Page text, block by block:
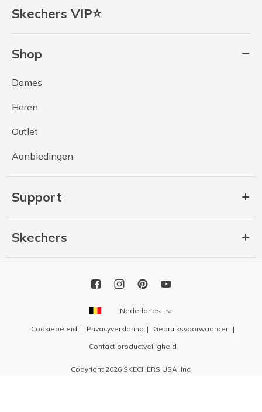
Skechers VIP⭐
Shop
Dames
Heren
Outlet
Aanbiedingen
Support
Skechers
Nederlands
Cookiebeleid Privacyverklaring
Gebruiksvoorwaarden
Contact productveiligheid
Copyright 2026 SKECHERS USA, Inc.